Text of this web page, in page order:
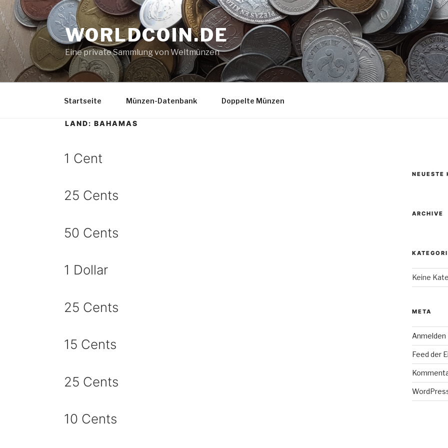
Zum
Inhalt
springen
WORLDCOIN.DE
Eine private Sammlung von Weltmünzen
Startseite Münzen-Datenbank Doppelte Münzen
LAND: BAHAMAS
1 Cent
25 Cents
50 Cents
1 Dollar
25 Cents
15 Cents
25 Cents
10 Cents
NEUESTE
ARCHIVE
Keine
META
Anmelden
Feed der